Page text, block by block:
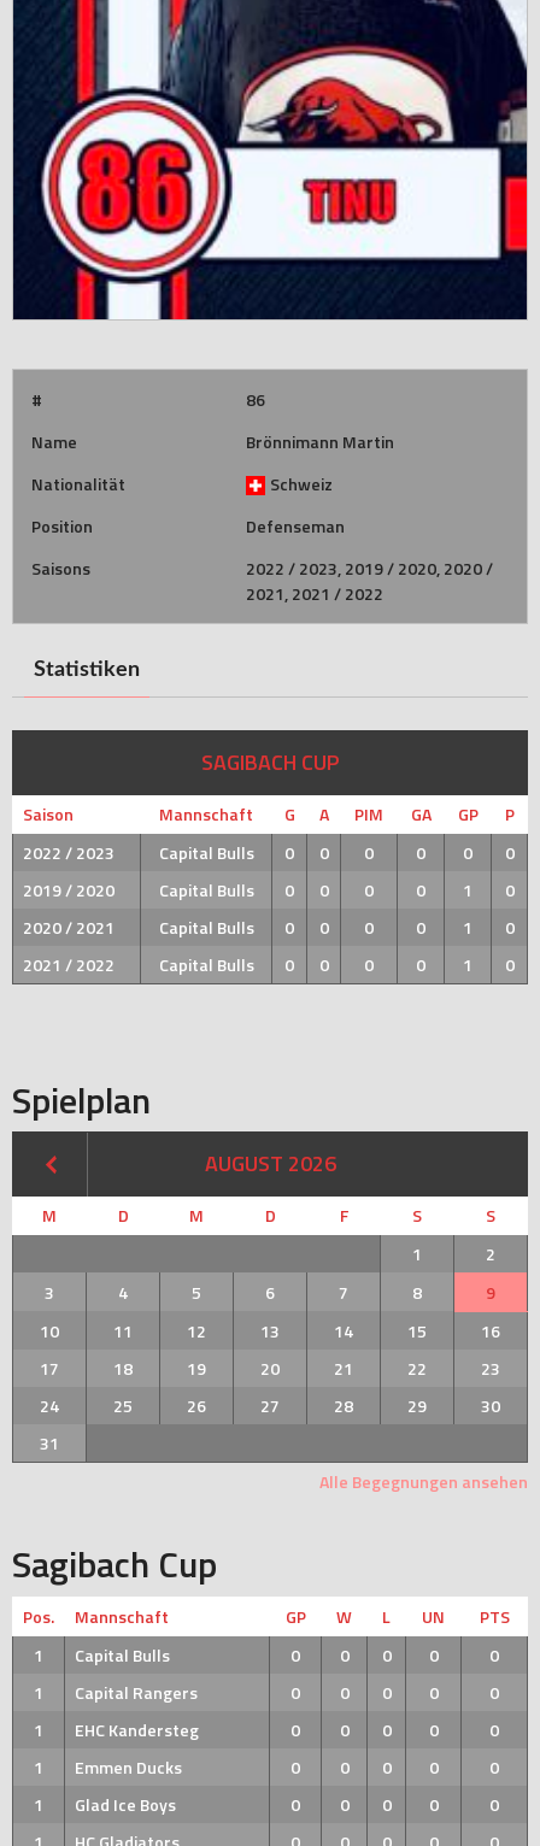
#
86
Name
Brönnimann Martin
Nationalität
Schweiz
Position
Defenseman
Saisons
2022 / 2023, 2019 / 2020, 2020 /
2021, 2021 / 2022
Statistiken
SAGIBACH CUP
Saison Mannschaft G A PIM GA GP
P
2022 / 2023
Capital Bulls 0 0 0 0 0
0
2019 / 2020
Capital Bulls 0 0 0 0 1
0
2020 / 2021
Capital Bulls 0 0 0 0 1
0
2021 / 2022
Capital Bulls 0 0 0 0 1 0
Spielplan
AUGUST 2026
M D M D F S
S
1
2
3
4 5 6 7 8
9
10
11 12 13 14 15
16
17
18 19 20 21 22
23
24
25 26 27 28 29
30
31
Alle Begegnungen ansehen
Sagibach Cup
Pos. Mannschaft GP W L UN
PTS
1
Capital Bulls 0 0 0 0
0
1
Capital Rangers 0 0 0 0
0
1
EHC Kandersteg 0 0 0 0
0
1
Emmen Ducks 0 0 0 0
0
1
Glad Ice Boys 0 0 0 0
0